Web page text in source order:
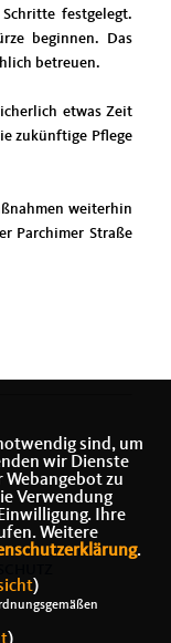
festgelegt.
beginnen. Das
betreuen.
etwas Zeit
zukünftige Pflege
weiterhin
Parchimer Straße
sind, um
wir Dienste
zu
Verwendung
Ihre
Weitere
.
)